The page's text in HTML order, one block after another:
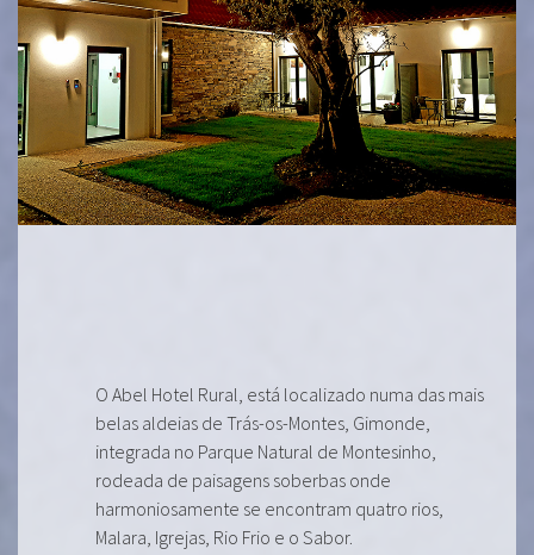
O Abel Hotel Rural, está localizado numa das mais
belas aldeias de Trás-os-Montes, Gimonde,
integrada no Parque Natural de Montesinho,
rodeada de paisagens soberbas onde
harmoniosamente se encontram quatro rios,
Malara, Igrejas, Rio Frio e o Sabor.